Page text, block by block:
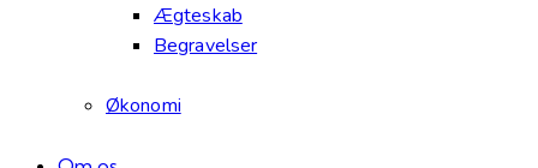
Ægteskab
Begravelser
Økonomi